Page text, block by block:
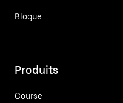
Blogue
Produits
Course